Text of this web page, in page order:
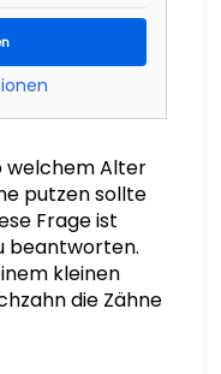
welchem Alter
putzen sollte
Frage ist
beantworten.
kleinen
die Zähne